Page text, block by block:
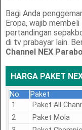
Bagi Anda
Eropa, wajib
pertandingan
di tv prabayar lain.
Channel NEX
HARGA PAKET
No. Paket
1
Paket All
2
Paket Mola